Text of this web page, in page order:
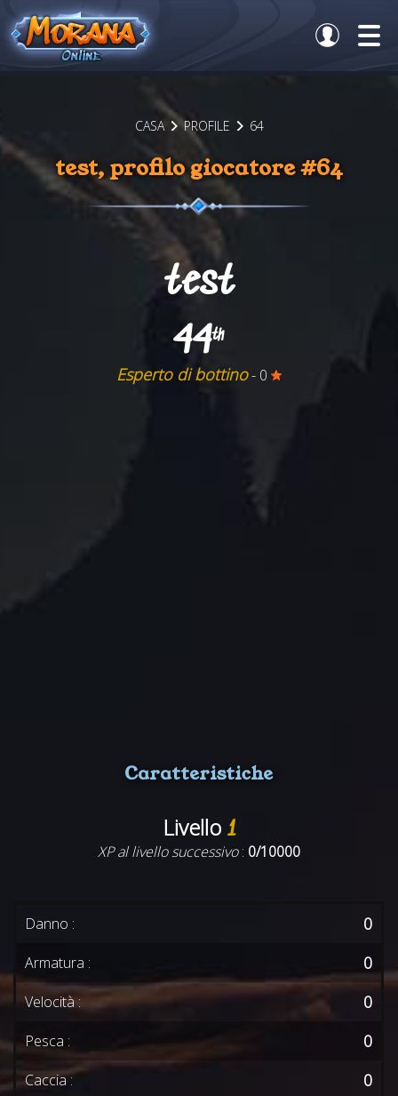
CASA PROFILE 64
test, profilo giocatore #64
test
44th
Esperto di bottino- 0
Caratteristiche
Livello 1
XP al livello successivo: 0/10000
Danno : 0
Armatura : 0
Velocità : 0
Pesca : 0
Caccia : 0